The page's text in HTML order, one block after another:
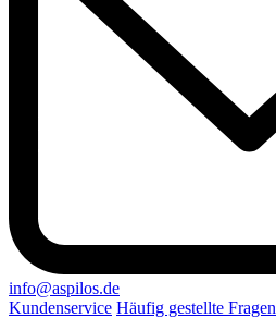
info@aspilos.de
Kundenservice Häufig gestellte Fragen